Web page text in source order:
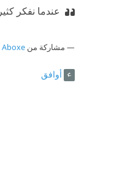
عندما نفكر
مشاركة من
أوافق